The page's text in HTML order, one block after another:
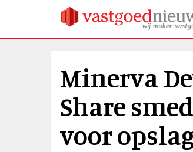
Minerva
Share
voor